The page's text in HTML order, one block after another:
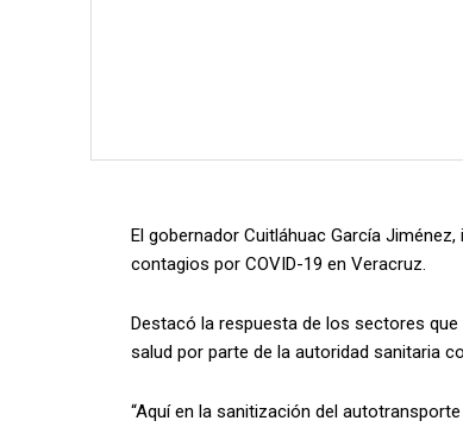
El gobernador Cuitláhuac García
contagios por COVID-19 en Veracruz.
Destacó la respuesta de los sectores
salud por parte de la autoridad sanitaria
“Aquí en la sanitización del